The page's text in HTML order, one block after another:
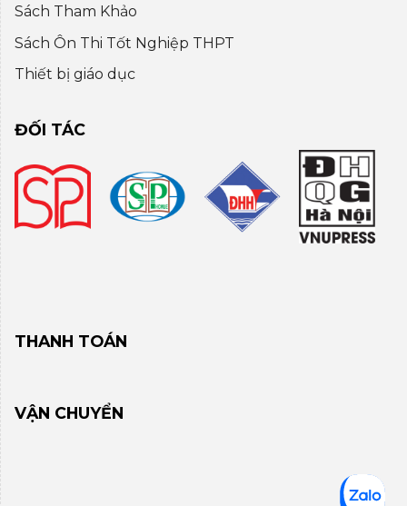
Sách Tham Khảo
Sách Ôn Thi Tốt Nghiệp THPT
Thiết bị giáo dục
ĐỐI TÁC
THANH TOÁN
VẬN CHUYỂN